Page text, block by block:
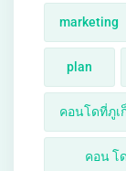
marketing
plan
คอนโดที่ภูเ
คอน โ